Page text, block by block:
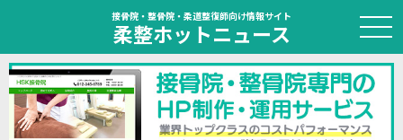
接骨院・整骨院・柔道整復師向け情報サイト
柔整ホットニュース
HOME